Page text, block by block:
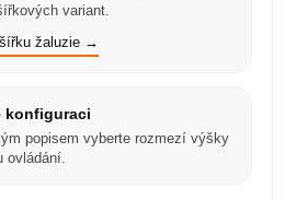
variant.
žaluzie →
konfiguraci
popisem vyberte rozmezí výšky
ovládání.